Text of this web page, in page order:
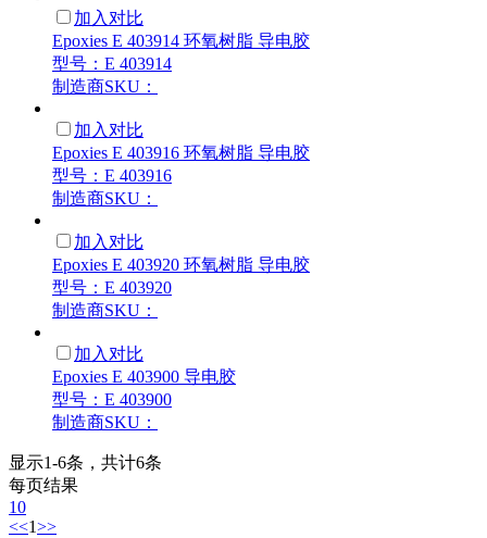
加入对比
Epoxies E 403914 环氧树脂 导电胶
型号：E 403914
制造商SKU：
加入对比
Epoxies E 403916 环氧树脂 导电胶
型号：E 403916
制造商SKU：
加入对比
Epoxies E 403920 环氧树脂 导电胶
型号：E 403920
制造商SKU：
加入对比
Epoxies E 403900 导电胶
型号：E 403900
制造商SKU：
显示1-6条，共计6条
每页结果
10
<<1>>